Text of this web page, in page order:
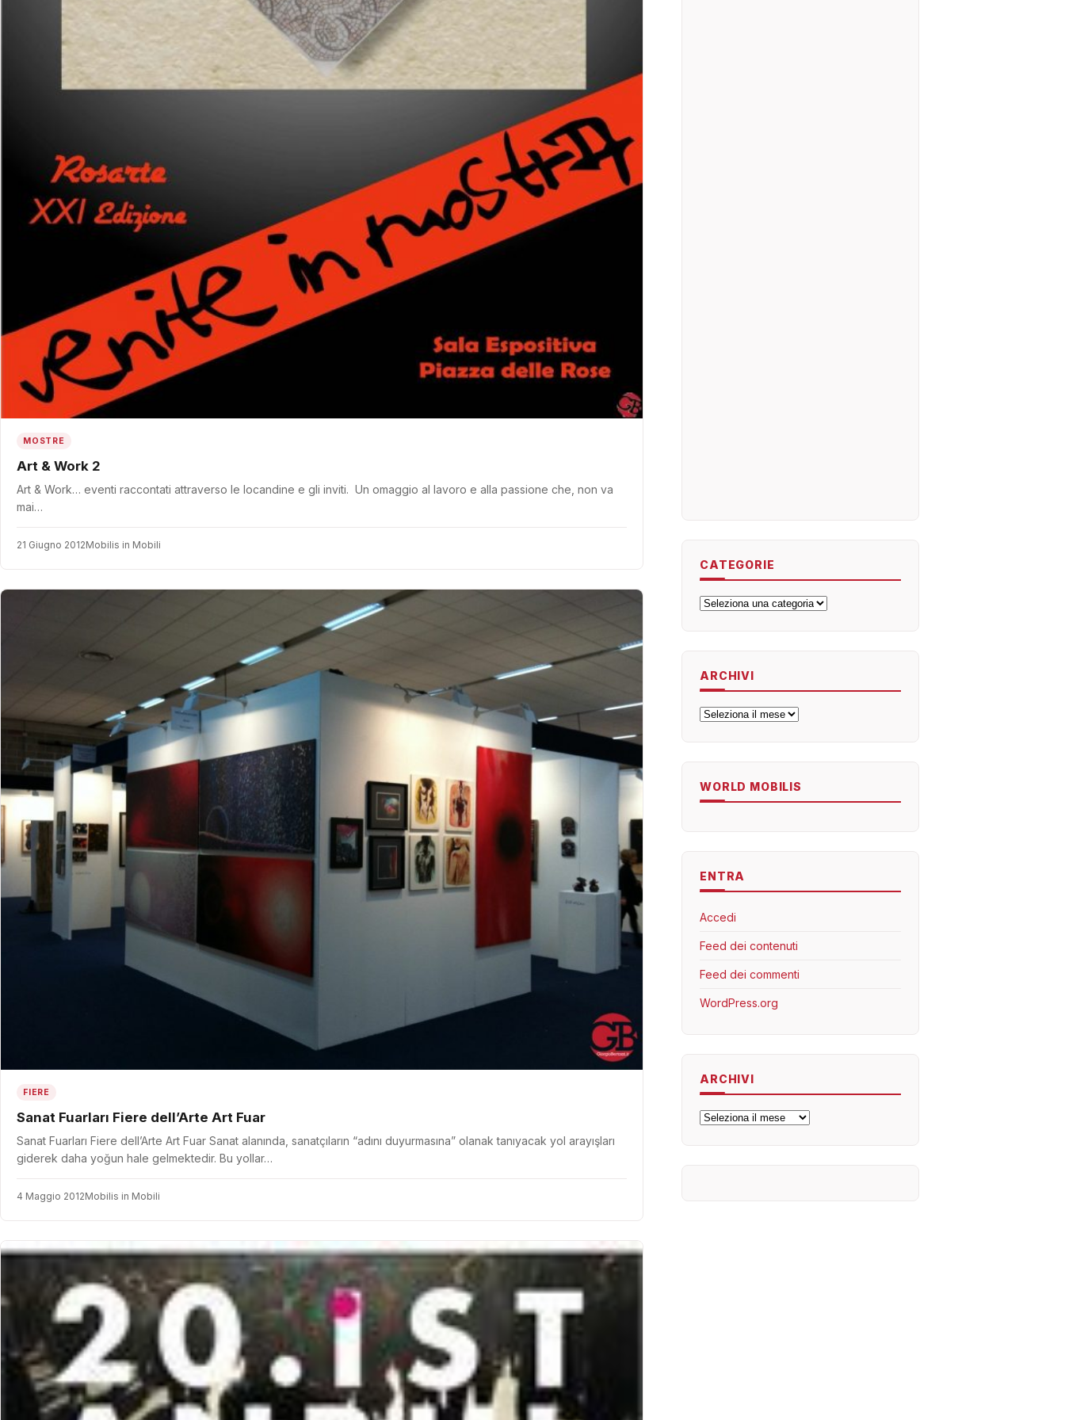
MOSTRE
Art & Work 2
Art & Work… eventi raccontati attraverso le locandine e gli inviti. Un omaggio al lavoro e alla passione che, non va
mai…
21 Giugno 2012Mobilis in Mobili
FIERE
Sanat Fuarları Fiere dell’Arte Art Fuar
Sanat Fuarları Fiere dell’Arte Art Fuar Sanat alanında, sanatçıların “adını duyurmasına” olanak tanıyacak yol arayışları
giderek daha yoğun hale gelmektedir. Bu yollar…
4 Maggio 2012Mobilis in Mobili
CATEGORIE
Categorie
ARCHIVI
Archivi
WORLD MOBILIS
ENTRA
Accedi
Feed dei contenuti
Feed dei commenti
WordPress.org
ARCHIVI
Archivi